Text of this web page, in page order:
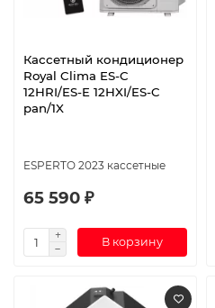
Кассетный кондиционер
Royal Clima ES-C
12HRI/ES-E 12HXI/ES-C
pan/1X
ESPERTO 2023 кассетные
65 590 ₽
В корзину